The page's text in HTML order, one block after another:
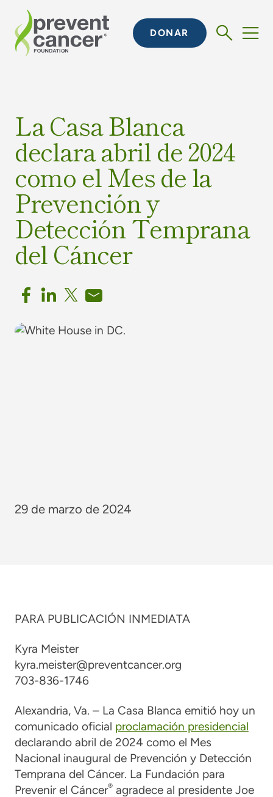
DONAR
La Casa Blanca
declara abril de 2024
como el Mes de la
Prevención y
Detección Temprana
del Cáncer
29 de marzo de 2024
PARA PUBLICACIÓN INMEDIATA
Kyra Meister
kyra.meister@preventcancer.org
703-836-1746
Alexandria, Va. – La Casa Blanca emitió hoy un
comunicado oficial proclamación presidencial
declarando abril de 2024 como el Mes
Nacional inaugural de Prevención y Detección
Temprana del Cáncer. La Fundación para
Prevenir el Cáncer®agradece al presidente Joe